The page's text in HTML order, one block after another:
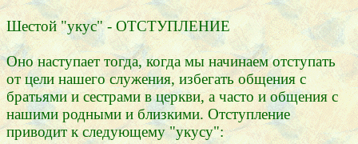
Шестой "укус" - ОТСТУПЛЕНИЕ
Оно наступает тогда, когда мы начинаем отступать
от цели нашего служения, избегать общения с
братьями и сестрами в церкви, а часто и общения с
нашими родными и близкими. Отступление
приводит к следующему "укусу":